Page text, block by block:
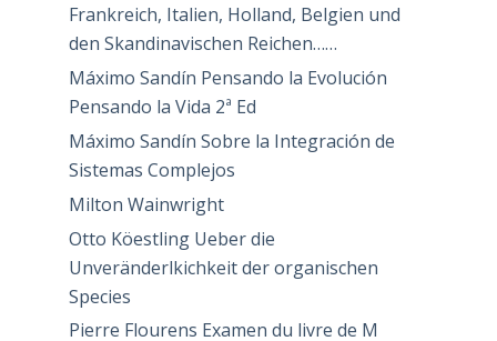
Frankreich, Italien, Holland, Belgien und
den Skandinavischen Reichen……
Máximo Sandín Pensando la Evolución
Pensando la Vida 2ª Ed
Máximo Sandín Sobre la Integración de
Sistemas Complejos
Milton Wainwright
Otto Köestling Ueber die
Unveränderlkichkeit der organischen
Species
Pierre Flourens Examen du livre de M